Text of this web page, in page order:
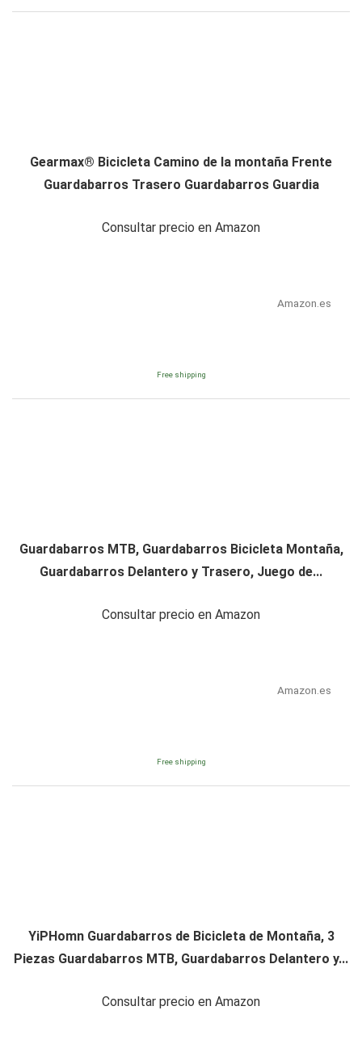
Gearmax® Bicicleta Camino de la montaña Frente
Guardabarros Trasero Guardabarros Guardia
Consultar precio en Amazon
Amazon.es
Free shipping
Guardabarros MTB, Guardabarros Bicicleta Montaña,
Guardabarros Delantero y Trasero, Juego de...
Consultar precio en Amazon
Amazon.es
Free shipping
YiPHomn Guardabarros de Bicicleta de Montaña, 3
Piezas Guardabarros MTB, Guardabarros Delantero y...
Consultar precio en Amazon